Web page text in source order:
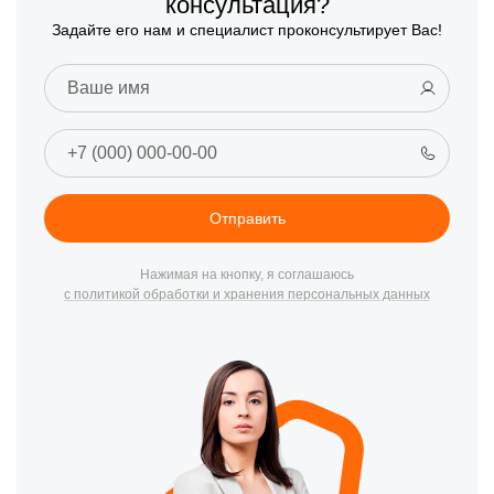
Задайте его нам и специалист проконсультирует Вас!
Отправить
Нажимая на кнопку, я соглашаюсь
с политикой обработки и хранения персональных данных